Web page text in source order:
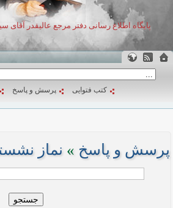
پایگاه اطلاع رسانی دفتر مرجع عالیقدر
کتب فتوایی پرسش و پاسخ
پرسش و پاسخ » نماز
جستجو